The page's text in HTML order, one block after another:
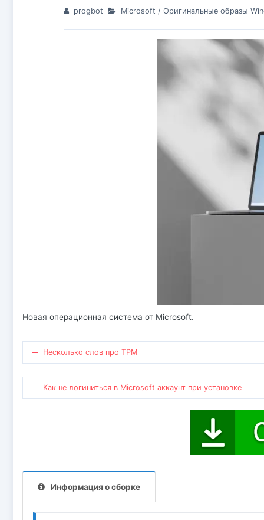
progbot Microsoft / Оригинальные образы
Новая операционная система от Microsoft.
Несколько слов про TPM
Как не логиниться в Microsoft аккаунт при установке
Информация о сборке